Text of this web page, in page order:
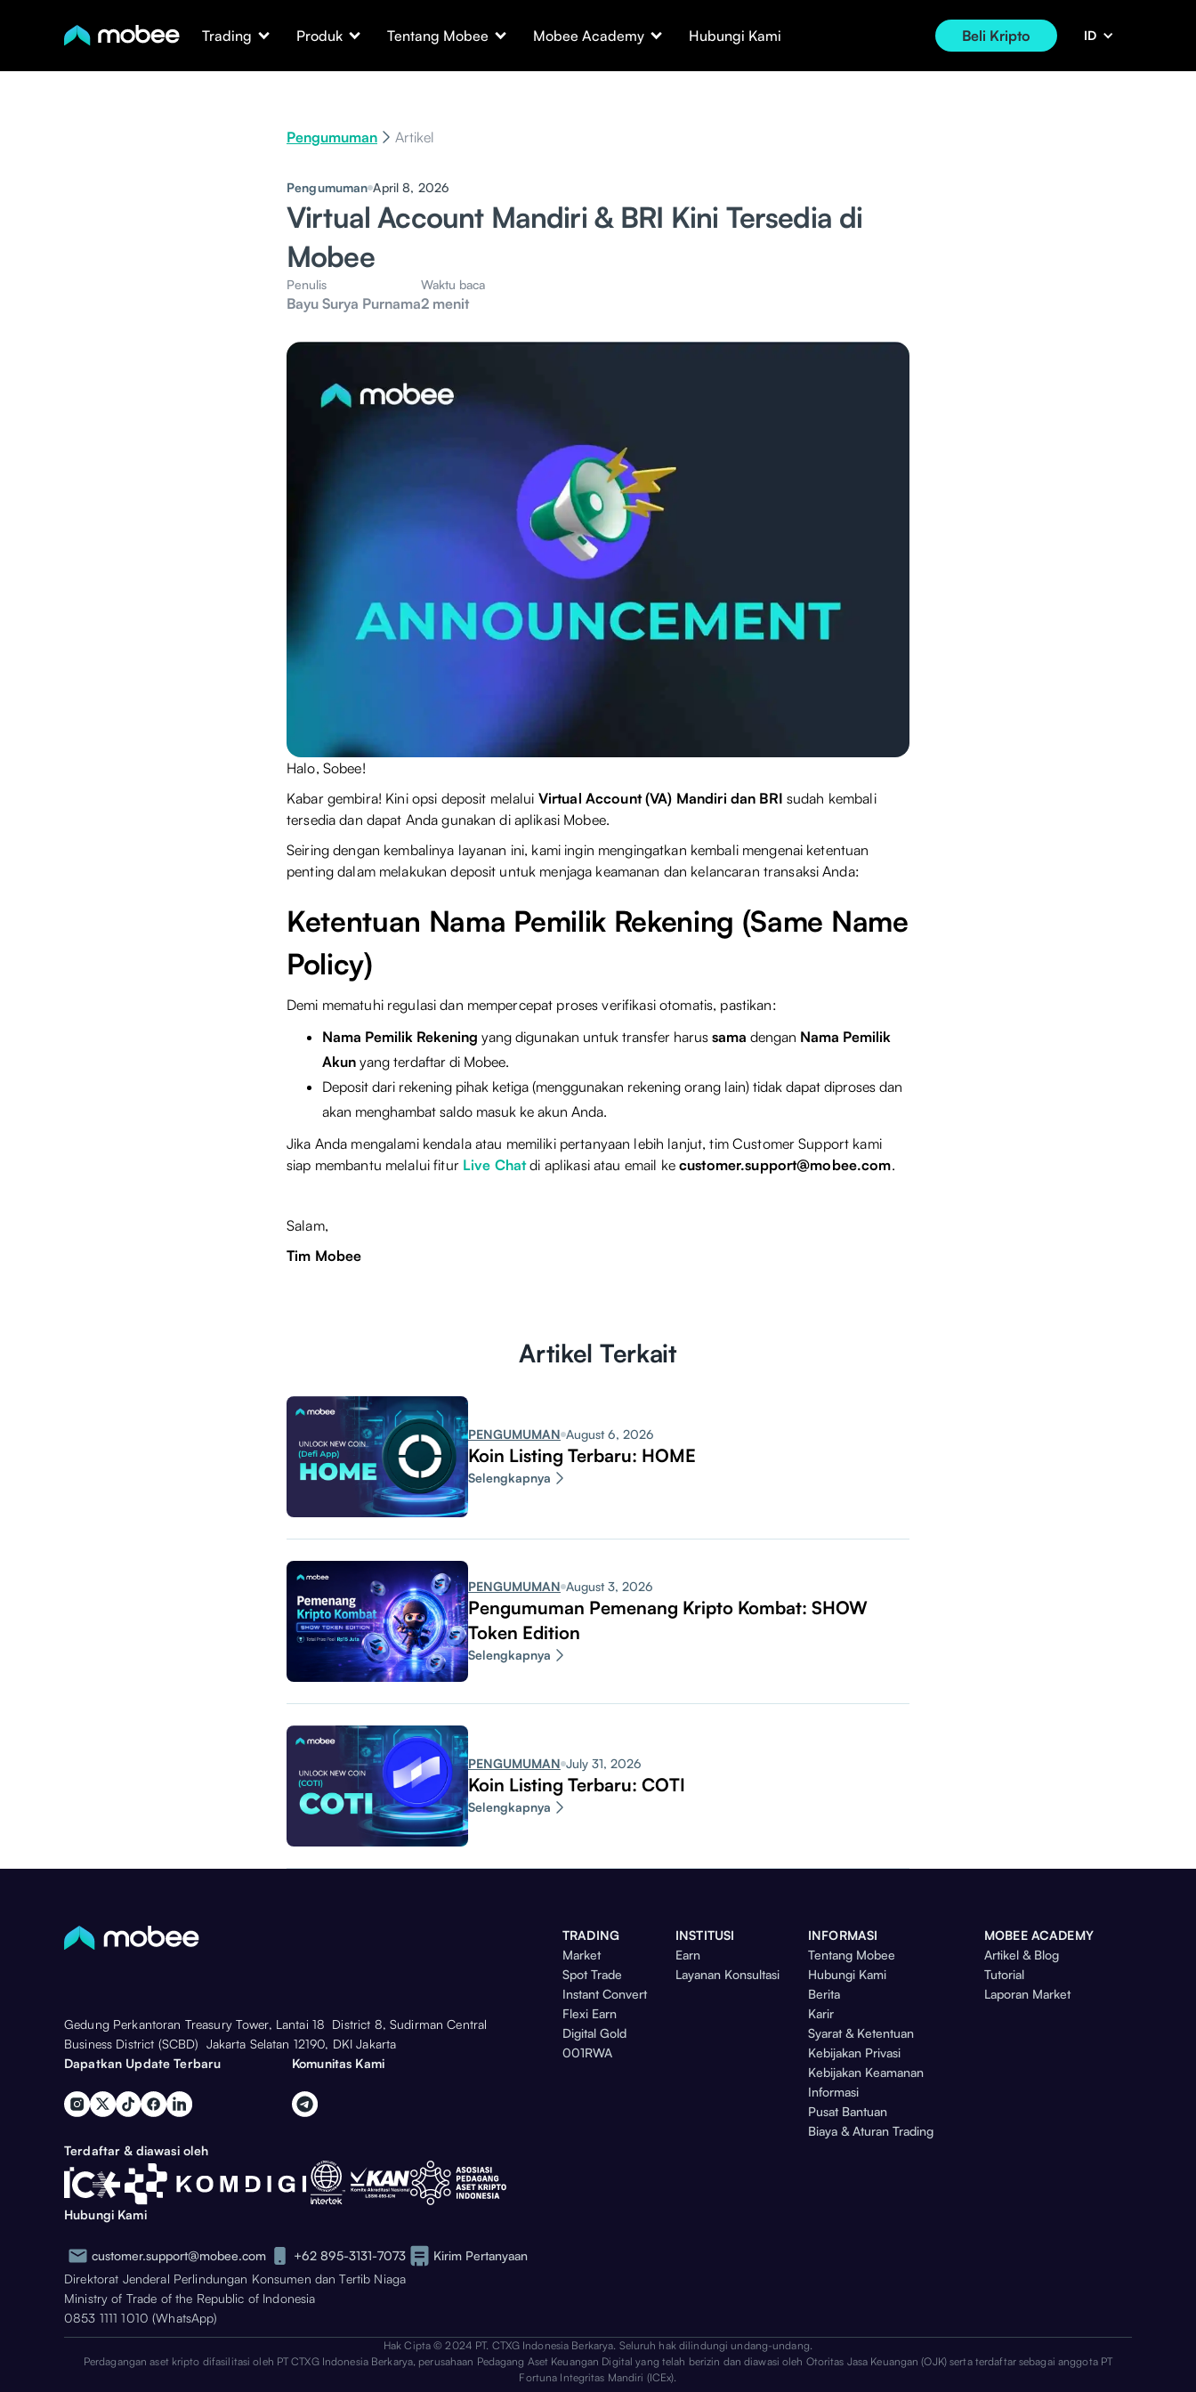
Trading Produk Tentang Mobee Mobee Academy Hubungi Kami Beli Kripto ID
Pengumuman Artikel
Pengumuman April 8, 2026
Virtual Account Mandiri & BRI Kini Tersedia di
Mobee
Penulis
Bayu Surya Purnama
Waktu baca
2 menit
Halo, Sobee!
Kabar gembira! Kini opsi deposit melalui Virtual Account (VA) Mandiri dan BRI sudah kembali
tersedia dan dapat Anda gunakan di aplikasi Mobee.
Seiring dengan kembalinya layanan ini, kami ingin mengingatkan kembali mengenai ketentuan
penting dalam melakukan deposit untuk menjaga keamanan dan kelancaran transaksi Anda:
Ketentuan Nama Pemilik Rekening (Same Name
Policy)
Demi mematuhi regulasi dan mempercepat proses verifikasi otomatis, pastikan:
Nama Pemilik Rekening yang digunakan untuk transfer harus sama dengan Nama Pemilik
Akun yang terdaftar di Mobee.
Deposit dari rekening pihak ketiga (menggunakan rekening orang lain) tidak dapat diproses dan
akan menghambat saldo masuk ke akun Anda.
Jika Anda mengalami kendala atau memiliki pertanyaan lebih lanjut, tim Customer Support kami
siap membantu melalui fitur Live Chatdi aplikasi atau email ke customer.support@mobee.com.
Salam,
Tim Mobee
Artikel Terkait
PENGUMUMAN August 6, 2026
Koin Listing Terbaru: HOME
Selengkapnya
PENGUMUMAN August 3, 2026
Pengumuman Pemenang Kripto Kombat: SHOW
Token Edition
Selengkapnya
PENGUMUMAN July 31, 2026
Koin Listing Terbaru: COTI
Selengkapnya
Gedung Perkantoran Treasury Tower, Lantai 18 District 8, Sudirman Central
Business District (SCBD) Jakarta Selatan 12190, DKI Jakarta
Dapatkan Update Terbaru
Komunitas Kami
TRADING
Market
Spot Trade
Instant Convert
Flexi Earn
Digital Gold
001RWA
INSTITUSI
Earn
Layanan Konsultasi
INFORMASI
Tentang Mobee
Hubungi Kami
Berita
Karir
Syarat & Ketentuan
Kebijakan Privasi
Kebijakan Keamanan
Informasi
Pusat Bantuan
Biaya & Aturan Trading
MOBEE ACADEMY
Artikel & Blog
Tutorial
Laporan Market
Terdaftar & diawasi oleh
Hubungi Kami
customer.support@mobee.com +62 895-3131-7073
Kirim Pertanyaan
Direktorat Jenderal Perlindungan Konsumen dan Tertib Niaga
Ministry of Trade of the Republic of Indonesia
0853 1111 1010 (WhatsApp)
Hak Cipta © 2024 PT. CTXG Indonesia Berkarya. Seluruh hak dilindungi undang-undang.
Perdagangan aset kripto difasilitasi oleh PT CTXG Indonesia Berkarya, perusahaan Pedagang Aset Keuangan Digital yang telah berizin dan diawasi oleh Otoritas Jasa Keuangan (OJK) serta terdaftar sebagai anggota PT
Fortuna Integritas Mandiri (ICEx).